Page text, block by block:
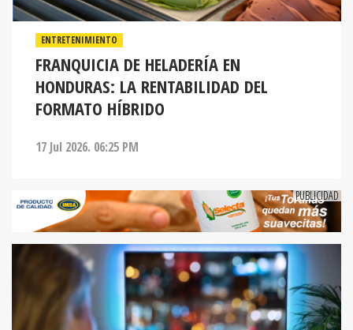
ENTRETENIMIENTO
FRANQUICIA DE HELADERÍA EN
HONDURAS: LA RENTABILIDAD DEL
FORMATO HÍBRIDO
17 Jul 2026. 06:25 PM